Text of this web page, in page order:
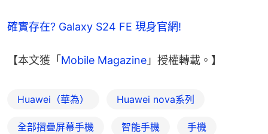
確實存在? Galaxy S24 FE 現身官網!
【本文獲「Mobile Magazine 」授權轉載。】
Huawei（華為） Huawei nova系列
全部摺疊屏幕手機 智能手機 手機